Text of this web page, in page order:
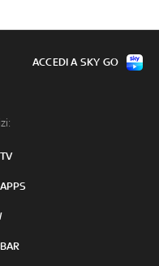
ACCEDI A SKY GO